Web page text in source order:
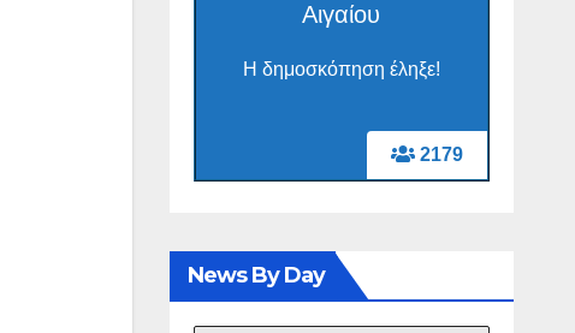
2179
Αιγαίου
Η δημοσκόπηση έληξε!
News By Day